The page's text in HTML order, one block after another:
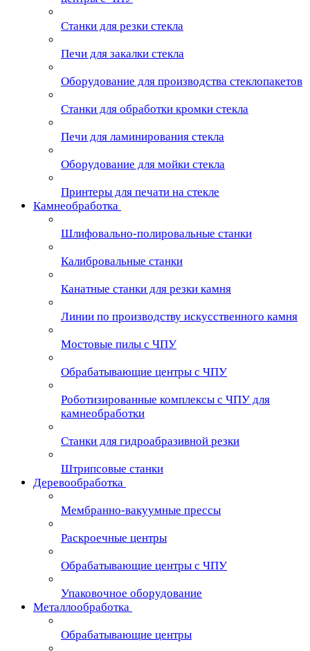
Станки для резки стекла
Печи для закалки стекла
Оборудование для производства стеклопакетов
Станки для обработки кромки стекла
Печи для ламинирования стекла
Оборудование для мойки стекла
Принтеры для печати на стекле
Камнеобработка
Шлифовально-полировальные станки
Калибровальные станки
Канатные станки для резки камня
Линии по производству искусственного камня
Мостовые пилы с ЧПУ
Обрабатывающие центры с ЧПУ
Роботизированные комплексы с ЧПУ для
камнеобработки
Станки для гидроабразивной резки
Штрипсовые станки
Деревообработка
Мембранно-вакуумные прессы
Раскроечные центры
Обрабатывающие центры с ЧПУ
Упаковочное оборудование
Металлообработка
Обрабатывающие центры